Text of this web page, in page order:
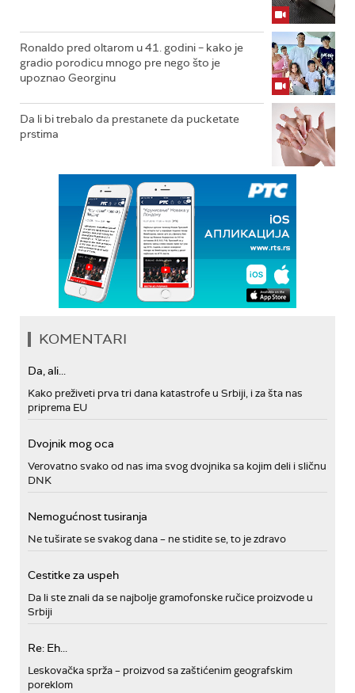
Ronaldo pred oltarom u 41. godini – kako je
gradio porodicu mnogo pre nego što je
upoznao Georginu
Da li bi trebalo da prestanete da pucketate
prstima
KOMENTARI
Da, ali...
Kako preživeti prva tri dana katastrofe u Srbiji, i za šta nas
priprema EU
Dvojnik mog oca
Verovatno svako od nas ima svog dvojnika sa kojim deli i sličnu
DNK
Nemogućnost tusiranja
Ne tuširate se svakog dana – ne stidite se, to je zdravo
Cestitke za uspeh
Da li ste znali da se najbolje gramofonske ručice proizvode u
Srbiji
Re: Eh...
Leskovačka sprža – proizvod sa zaštićenim geografskim
poreklom